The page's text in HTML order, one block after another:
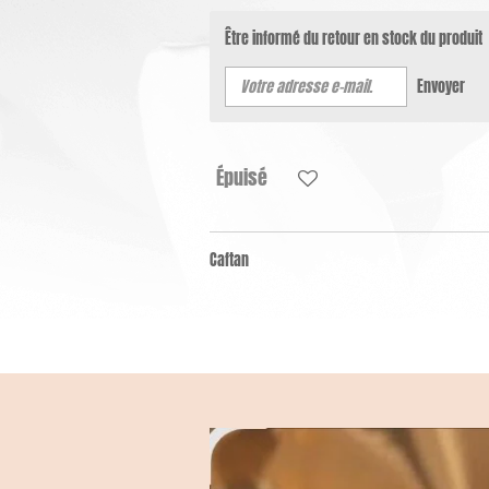
Être informé du retour en stock du produit
Envoyer
Épuisé
Caftan